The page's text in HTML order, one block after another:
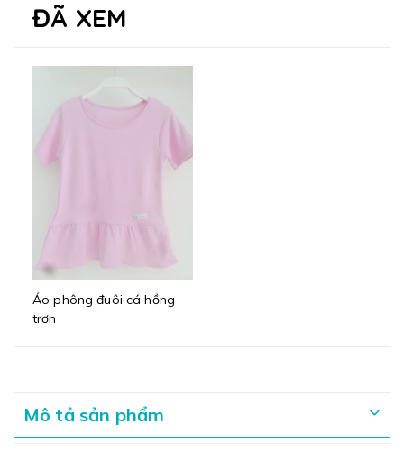
ĐÃ XEM
Áo phông đuôi cá hồng
trơn
Mô tả sản phẩm